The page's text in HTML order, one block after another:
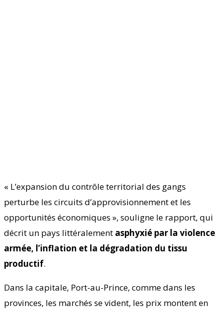
« L’expansion du contrôle territorial des gangs
perturbe les circuits d’approvisionnement et les
opportunités économiques », souligne le rapport, qui
décrit un pays littéralement asphyxié par la violence
armée, l’inflation et la dégradation du tissu
productif.
Dans la capitale, Port-au-Prince, comme dans les
provinces, les marchés se vident, les prix montent en